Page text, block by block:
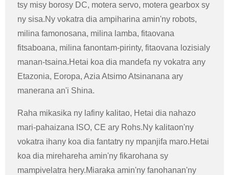
tsy misy borosy DC, motera servo, motera gearbox sy
ny sisa.Ny vokatra dia ampiharina amin'ny robots,
milina famonosana, milina lamba, fitaovana
fitsaboana, milina fanontam-pirinty, fitaovana lozisialy
manan-tsaina.Hetai koa dia mandefa ny vokatra any
Etazonia, Eoropa, Azia Atsimo Atsinanana ary
manerana an'i Shina.
Raha mikasika ny lafiny kalitao, Hetai dia nahazo
mari-pahaizana ISO, CE ary Rohs.Ny kalitaon'ny
vokatra ihany koa dia fantatry ny mpanjifa maro.Hetai
koa dia mirehareha amin'ny fikarohana sy
mampivelatra hery.Miaraka amin'ny fanohanan'ny